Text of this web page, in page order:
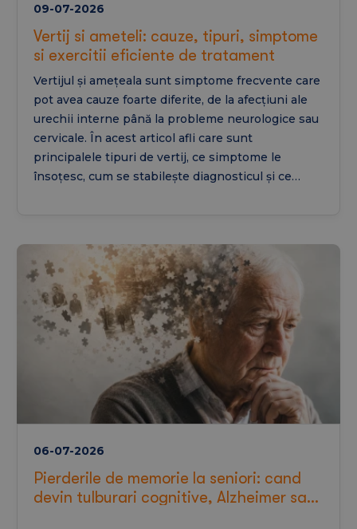
09-07-2026
Vertij si ameteli: cauze, tipuri, simptome
si exercitii eficiente de tratament
Vertijul și amețeala sunt simptome frecvente care
pot avea cauze foarte diferite, de la afecțiuni ale
urechii interne până la probleme neurologice sau
cervicale. În acest articol afli care sunt
principalele tipuri de vertij, ce simptome le
însoțesc, cum se stabilește diagnosticul și ce
06-07-2026
Pierderile de memorie la seniori: cand
devin tulburari cognitive, Alzheimer sau